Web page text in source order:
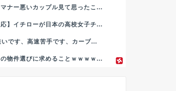
マナー悪いカップル見て思ったこ...
応】イチローが日本の高校女子チ...
です、高速苦手です、カーブ...
物件選びに求めることｗｗｗｗ...